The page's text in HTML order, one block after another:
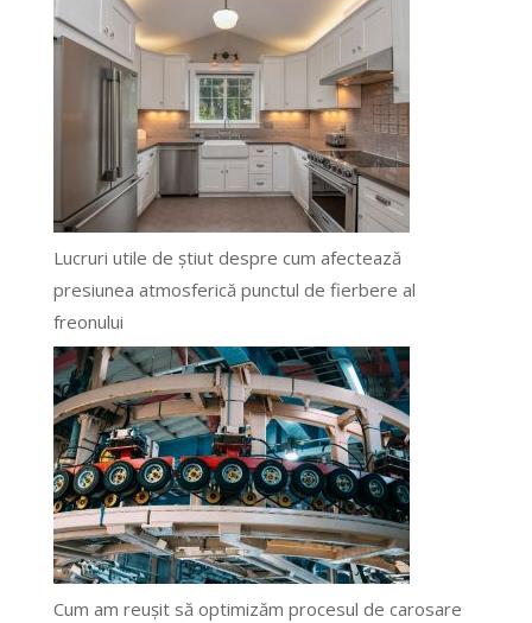
Lucruri utile de știut despre cum afectează
presiunea atmosferică punctul de fierbere al
freonului
Cum am reușit să optimizăm procesul de carosare